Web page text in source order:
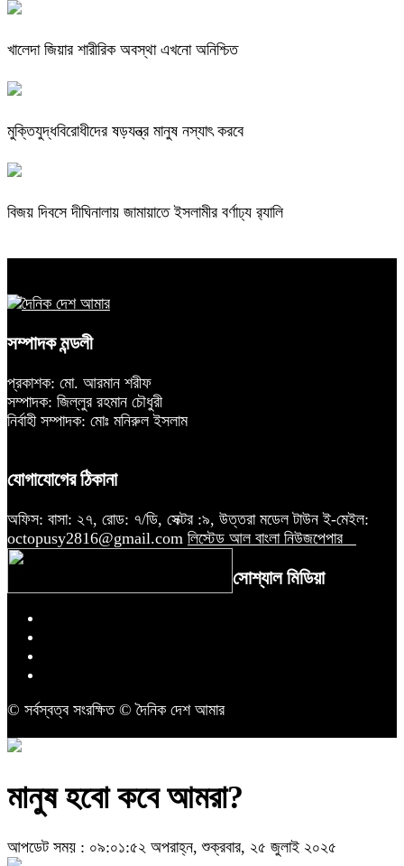
খালেদা জিয়ার শারীরিক অবস্থা এখনো অনিশ্চিত
মুক্তিযুদ্ধবিরোধীদের ষড়যন্ত্র মানুষ নস্যাৎ করবে
বিজয় দিবসে দীঘিনালায় জামায়াতে ইসলামীর বর্ণাঢ্য র‍্যালি
সম্পাদক মন্ডলী
প্রকাশক: মো. আরমান শরীফ
সম্পাদক: জিল্লুর রহমান চৌধুরী
নির্বাহী সম্পাদক: মোঃ মনিরুল ইসলাম
যোগাযোগের ঠিকানা
অফিস: বাসা: ২৭, রোড: ৭/ডি, সেক্টর :৯, উত্তরা মডেল টাউন ই-মেইল:
octopusy2816@gmail.com লিস্টেড আল বাংলা নিউজপেপার
সোশ্যাল মিডিয়া
© সর্বস্বত্ব সংরক্ষিত © দৈনিক দেশ আমার
মানুষ হবো কবে আমরা?
আপডেট সময় : ০৯:০১:৫২ অপরাহ্ন, শুক্রবার, ২৫ জুলাই ২০২৫